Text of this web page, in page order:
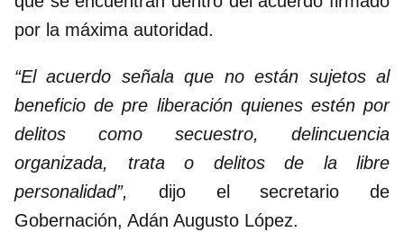
por la máxima autoridad.
“El acuerdo señala que no están sujetos al
beneficio de pre liberación quienes estén por
delitos como secuestro, delincuencia
organizada, trata o delitos de la libre
personalidad”, dijo el secretario de
Gobernación, Adán Augusto López.